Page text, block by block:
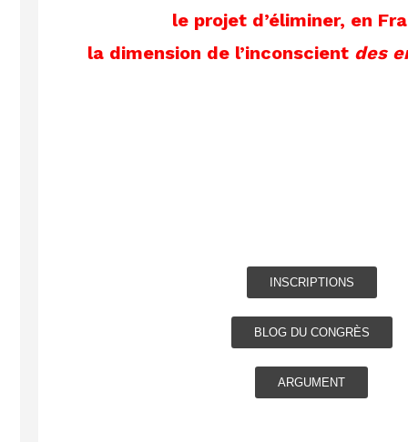
le projet d’éliminer, en
la dimension de l’inconscient des
INSCRIPTIONS
BLOG DU CONGRÈS
ARGUMENT